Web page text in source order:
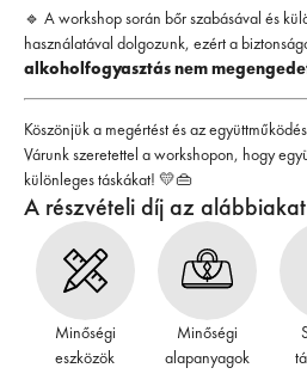
🔹 A workshop során bőr szabásával és
használatával dolgozunk, ezért a
alkoholfogyasztás nem
Köszönjük a megértést és az
Várunk szeretettel a workshopon, hogy
különleges táskákat! 💛👜
A részvételi díj az
Minőségi
eszközök
Minőségi
alapanyagok